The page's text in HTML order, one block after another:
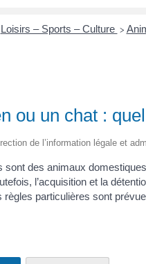
Loisirs – Sports – Culture >
ou un chat :
de l’information légale et
sont des animaux
l’acquisition et la
particulières sont